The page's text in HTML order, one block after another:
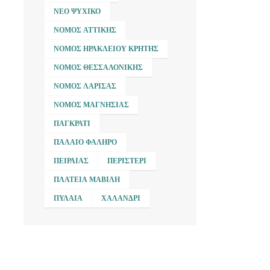
ΝΈΟ ΨΥΧΙΚΌ
ΝΟΜΌΣ ΑΤΤΙΚΉΣ
ΝΟΜΌΣ ΗΡΑΚΛΕΊΟΥ ΚΡΉΤΗΣ
ΝΟΜΌΣ ΘΕΣΣΑΛΟΝΊΚΗΣ
ΝΟΜΌΣ ΛΆΡΙΣΑΣ
ΝΟΜΌΣ ΜΑΓΝΗΣΊΑΣ
ΠΑΓΚΡΆΤΙ
ΠΑΛΑΙΌ ΦΆΛΗΡΟ
ΠΕΙΡΑΙΆΣ ΠΕΡΙΣΤΈΡΙ
ΠΛΑΤΕΊΑ ΜΑΒΊΛΗ
ΠΥΛΑΊΑ ΧΑΛΆΝΔΡΙ